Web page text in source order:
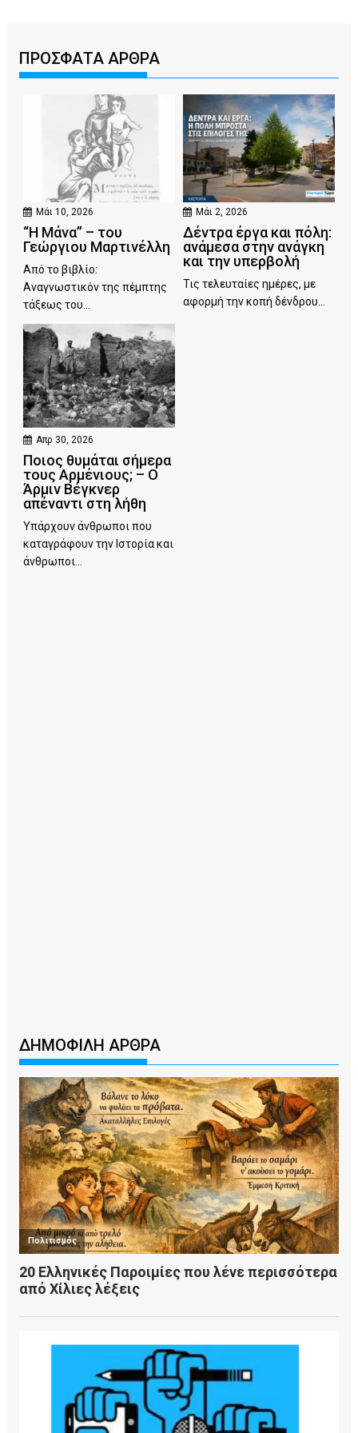
ΠΡΟΣΦΑΤΑ ΑΡΘΡΑ
Μάι 10, 2026
“Η Μάνα” – του
Γεώργιου Μαρτινέλλη
Από το βιβλίο:
Αναγνωστικόν της πέμπτης
τάξεως του...
Μάι 2, 2026
Δέντρα έργα και πόλη:
ανάμεσα στην ανάγκη
και την υπερβολή
Τις τελευταίες ημέρες, με
αφορμή την κοπή δένδρου...
Απρ 30, 2026
Ποιος θυμάται σήμερα
τους Αρμένιους; – Ο
Άρμιν Βέγκνερ
απέναντι στη λήθη
Υπάρχουν άνθρωποι που
καταγράφουν την Ιστορία και
άνθρωποι...
ΔΗΜΟΦΙΛΗ ΑΡΘΡΑ